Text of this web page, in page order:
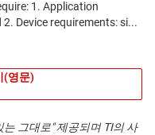
(영문)
그대로" 제공되며 TI의 사